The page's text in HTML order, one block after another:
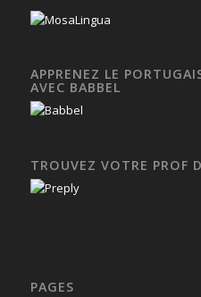
APPRENEZ LE
AVEC BABBEL
TROUVEZ VOTRE PROF
PAGES